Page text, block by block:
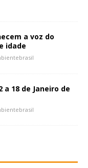
a voz do
idade
a 18 de Janeiro de